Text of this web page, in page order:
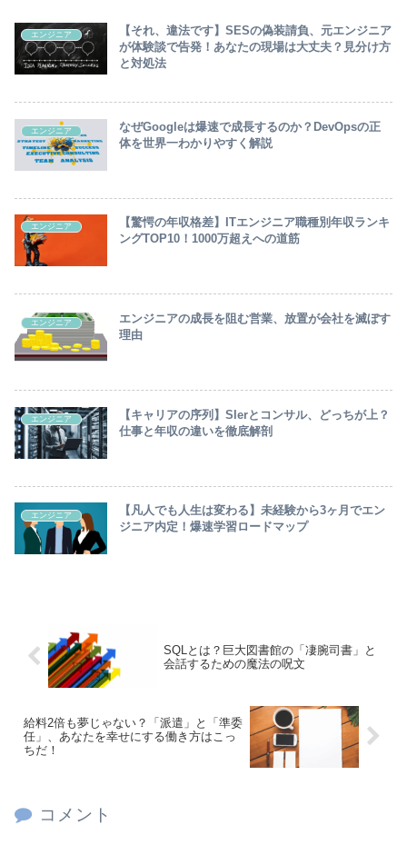
エンジニア
【それ、違法です】SESの偽装請負、元エンジニア
が体験談で告発！あなたの現場は大丈夫？見分け方
と対処法
エンジニア
なぜGoogleは爆速で成長するのか？DevOpsの正
体を世界一わかりやすく解説
エンジニア
【驚愕の年収格差】ITエンジニア職種別年収ランキ
ングTOP10！1000万超えへの道筋
エンジニア
エンジニアの成長を阻む営業、放置が会社を滅ぼす
理由
エンジニア
【キャリアの序列】SIerとコンサル、どっちが上？
仕事と年収の違いを徹底解剖
エンジニア
【凡人でも人生は変わる】未経験から3ヶ月でエン
ジニア内定！爆速学習ロードマップ
SQLとは？巨大図書館の「凄腕司書」と
会話するための魔法の呪文
給料2倍も夢じゃない？「派遣」と「準委
任」、あなたを幸せにする働き方はこっ
ちだ！
コメント